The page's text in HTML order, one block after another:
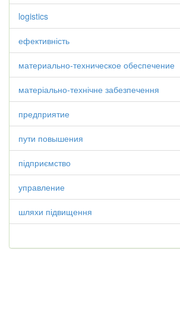
logistics
ефективність
материально-техническое обеспечение
матеріально-технічне забезпечення
предприятие
пути повышения
підприємство
управление
шляхи підвищення